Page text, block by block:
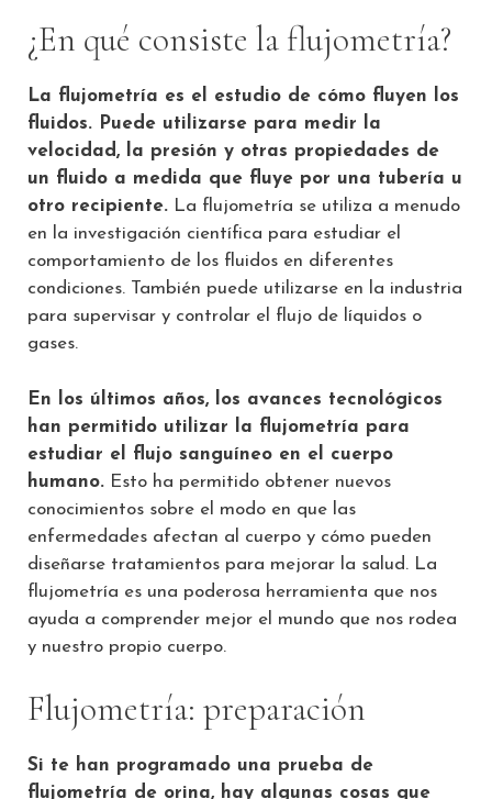
¿En qué consiste la flujometría?
La flujometría es el estudio de cómo fluyen los
fluidos. Puede utilizarse para medir la
velocidad, la presión y otras propiedades de
un fluido a medida que fluye por una tubería u
otro recipiente. La flujometría se utiliza a menudo
en la investigación científica para estudiar el
comportamiento de los fluidos en diferentes
condiciones. También puede utilizarse en la industria
para supervisar y controlar el flujo de líquidos o
gases.
En los últimos años, los avances tecnológicos
han permitido utilizar la flujometría para
estudiar el flujo sanguíneo en el cuerpo
humano. Esto ha permitido obtener nuevos
conocimientos sobre el modo en que las
enfermedades afectan al cuerpo y cómo pueden
diseñarse tratamientos para mejorar la salud. La
flujometría es una poderosa herramienta que nos
ayuda a comprender mejor el mundo que nos rodea
y nuestro propio cuerpo.
Flujometría: preparación
Si te han programado una prueba de
flujometría de orina, hay algunas cosas que